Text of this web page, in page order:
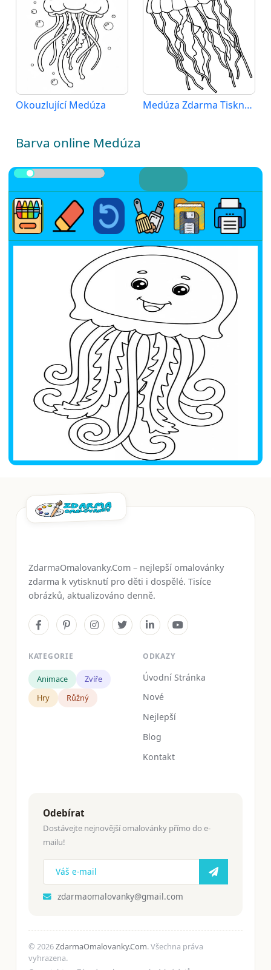
Okouzlující Medúza Medúza Zdarma Tisknutelná
Barva online Medúza
ZdarmaOmalovanky.Com – nejlepší omalovánky
zdarma k vytisknutí pro děti i dospělé. Tisíce
obrázků, aktualizováno denně.
KATEGORIE
Animace
Zvíře
Hry
Růžný
ODKAZY
Úvodní Stránka
Nové
Nejlepší
Blog
Kontakt
Odebírat
Dostávejte nejnovější omalovánky přímo do e-
mailu!
zdarmaomalovanky@gmail.com
© 2026ZdarmaOmalovanky.Com. Všechna práva
vyhrazena.